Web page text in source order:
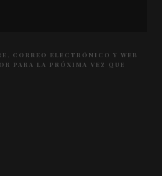
CORREO ELECTRÓNICO Y WEB
PARA LA PRÓXIMA VEZ QUE